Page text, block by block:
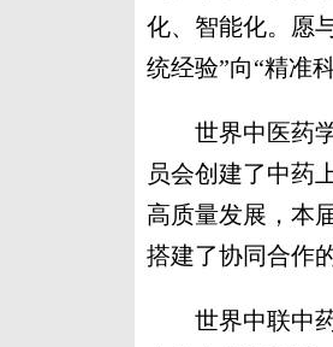
化、智能化。愿
统经验”向“精准
世界中医药学
员会创建了中药
高质量发展，本
搭建了协同合作
世界中联中药